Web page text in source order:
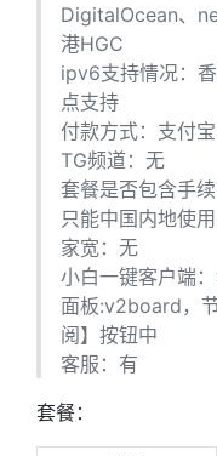
DigitalOcean、
港HGC
ipv6支持情况：
点支持
付款方式：支付
TG频道：无
套餐是否包含手
只能中国内地使
家宽：无
小白一键客户端
面板:v2board，
阅】按钮中
客服：有
套餐：